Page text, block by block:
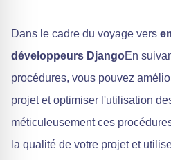
Dans le cadre du voyage vers
développeurs DjangoEn
procédures, vous pouvez
projet et optimiser l'utilisation
méticuleusement ces
la qualité de votre projet et